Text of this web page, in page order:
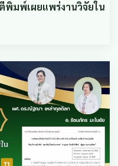
พิมพ์เผยแพร่งานวิจัยใน